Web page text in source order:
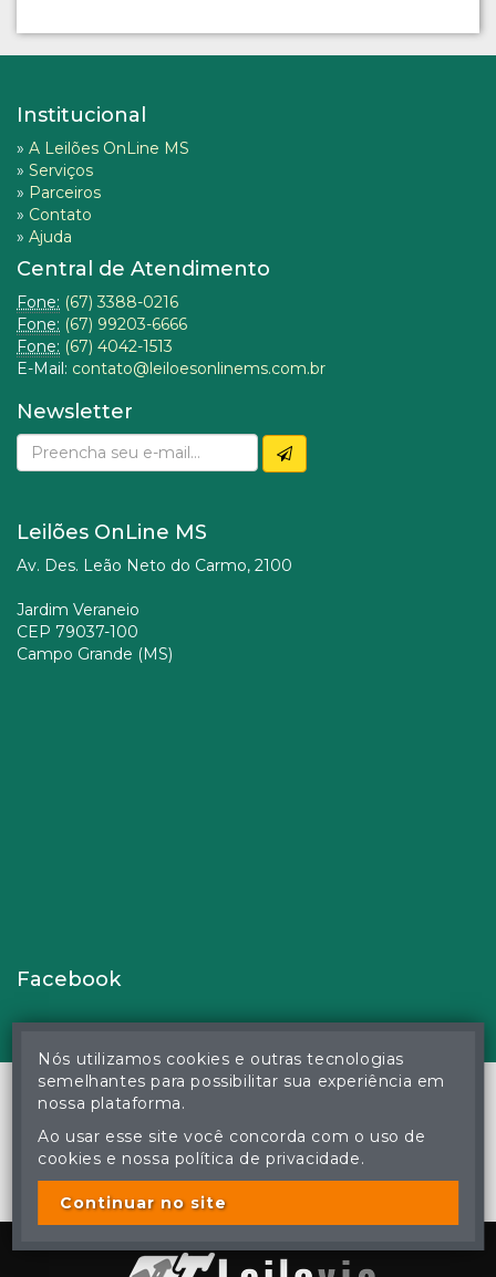
Institucional
» A Leilões OnLine MS
» Serviços
» Parceiros
» Contato
» Ajuda
Central de Atendimento
Fone: (67) 3388-0216
Fone: (67) 99203-6666
Fone: (67) 4042-1513
E-Mail: contato@leiloesonlinems.com.br
Newsletter
Leilões OnLine MS
Av. Des. Leão Neto do Carmo, 2100
Jardim Veraneio
CEP 79037-100
Campo Grande (MS)
Facebook
© Gustavo Correa Pereira da Silva - Leiloeiro Público Oficial -
Matrícula nº 26 JUCEMS - Todos os direitos reservados
A cópia ou reprodução não autorizada do conteúdo deste site
poderá acarretar em penas previstas em lei.
Nós utilizamos cookies e outras tecnologias
semelhantes para possibilitar sua experiência em
nossa plataforma.
Ao usar esse site você concorda com o uso de
cookies e nossa política de privacidade.
Continuar no site